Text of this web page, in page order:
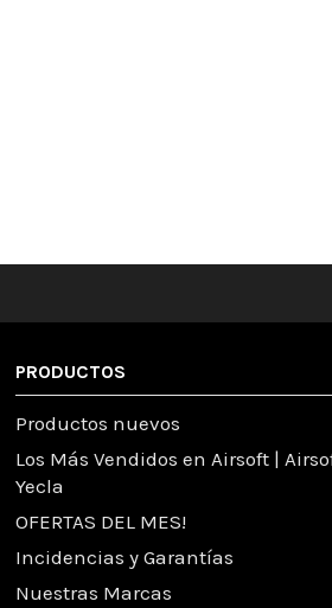
PRODUCTOS
Productos nuevos
Los Más Vendidos en Airsoft |
Yecla
OFERTAS DEL MES!
Incidencias y Garantías
Nuestras Marcas